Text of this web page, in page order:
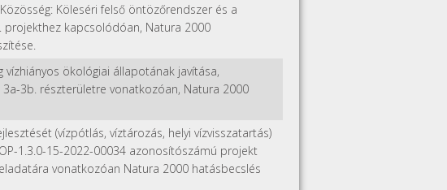
Köleséri felső öntözőrendszer és a
projekthez kapcsolódóan, Natura 2000
vízhiányos ökológiai állapotának javítása,
3a-3b. részterületre vonatkozóan, Natura 2000
(vízpótlás, víztározás, helyi vízvisszatartás)
1.3.0-15-2022-00034 azonosítószámú projekt
vonatkozóan Natura 2000 hatásbecslés